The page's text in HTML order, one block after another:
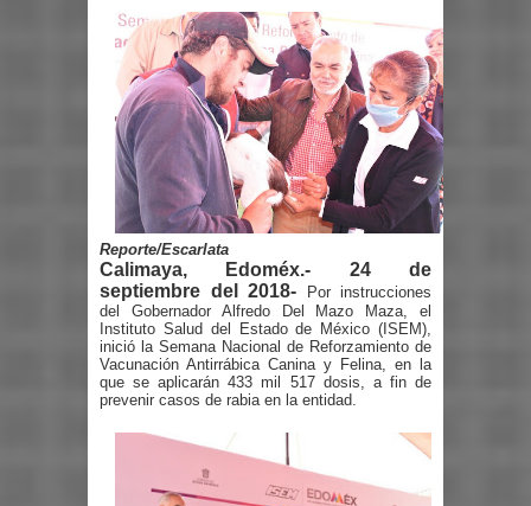
Reporte/Escarlata
Calimaya, Edoméx.- 24 de
septiembre del 2018-
Por instrucciones
del Gobernador Alfredo Del Mazo Maza, el
Instituto Salud del Estado de México (ISEM),
inició la Semana Nacional de Reforzamiento de
Vacunación Antirrábica Canina y Felina, en la
que se aplicarán 433 mil 517 dosis, a fin de
prevenir casos de rabia en la entidad.